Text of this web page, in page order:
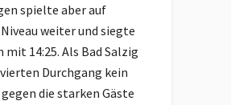
spielte aber auf
weiter und siegte
mit 14:25. Als Bad Salzig
Durchgang kein
die starken Gäste